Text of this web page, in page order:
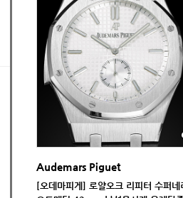
Audemars Piguet